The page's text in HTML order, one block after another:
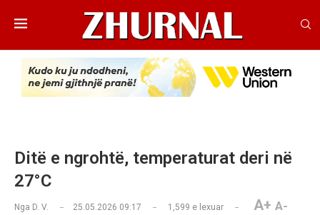
Ditë e ngrohtë, temperaturat deri në
27°C
Nga D. V. 25.05.2026 09:17 1,599 e lexuar A+ A-